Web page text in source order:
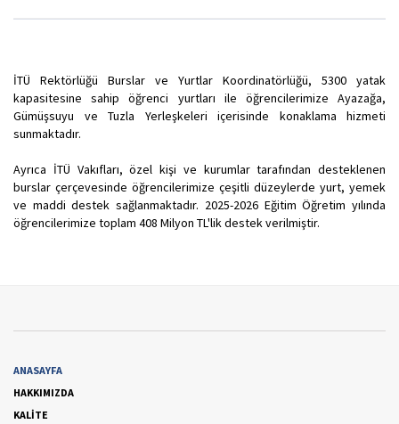
İTÜ Rektörlüğü Burslar ve Yurtlar Koordinatörlüğü, 5300 yatak
kapasitesine sahip öğrenci yurtları ile öğrencilerimize Ayazağa,
Gümüşsuyu ve Tuzla Yerleşkeleri içerisinde konaklama hizmeti
sunmaktadır.
Ayrıca İTÜ Vakıfları, özel kişi ve kurumlar tarafından desteklenen
burslar çerçevesinde öğrencilerimize çeşitli düzeylerde yurt, yemek
ve maddi destek sağlanmaktadır. 2025-2026 Eğitim Öğretim yılında
öğrencilerimize toplam 408 Milyon TL'lik destek verilmiştir.
ANASAYFA
HAKKIMIZDA
KALİTE